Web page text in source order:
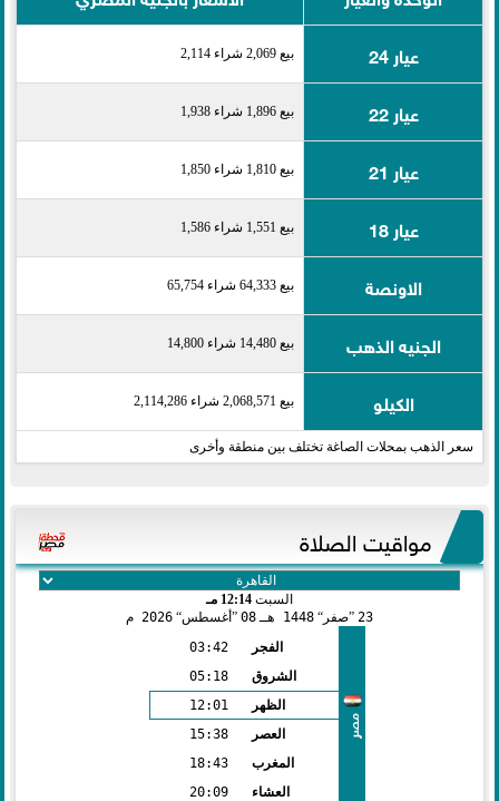
عيار 24
بيع 2,069 شراء 2,114
عيار 22 بيع 1,896 شراء 1,938
عيار 21 بيع 1,810 شراء 1,850
عيار 18 بيع 1,551 شراء 1,586
الاونصة بيع 64,333 شراء 65,754
الجنيه الذهب بيع 14,480 شراء 14,800
الكيلو بيع 2,068,571 شراء 2,114,286
سعر الذهب بمحلات الصاغة تختلف بين منطقة وأخرى
مواقيت الصلاة
السبت 12:14 مـ
23 صفر 1448 هـ 08 أغسطس 2026 م
مصر
الفجر
03:42
الشروق
05:18
الظهر
12:01
العصر
15:38
المغرب
18:43
العشاء
20:09